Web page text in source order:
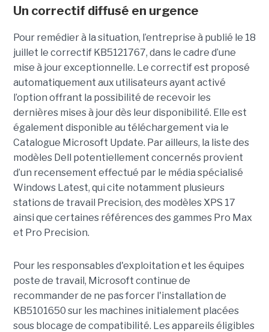
Un correctif diffusé en urgence
Pour remédier à la situation, l’entreprise à publié le 18
juillet le correctif KB5121767, dans le cadre d’une
mise à jour exceptionnelle. Le correctif est proposé
automatiquement aux utilisateurs ayant activé
l’option offrant la possibilité de recevoir les
dernières mises à jour dès leur disponibilité. Elle est
également disponible au téléchargement via le
Catalogue Microsoft Update. Par ailleurs, la liste des
modèles Dell potentiellement concernés provient
d’un recensement effectué par le média spécialisé
Windows Latest, qui cite notamment plusieurs
stations de travail Precision, des modèles XPS 17
ainsi que certaines références des gammes Pro Max
et Pro Precision.
Pour les responsables d'exploitation et les équipes
poste de travail, Microsoft continue de
recommander de ne pas forcer l'installation de
KB5101650 sur les machines initialement placées
sous blocage de compatibilité. Les appareils éligibles